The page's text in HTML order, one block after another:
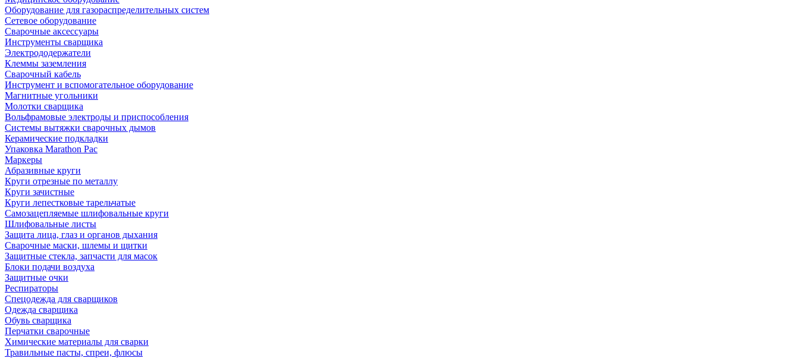
Оборудование для газораспределительных систем
Сетевое оборудование
Сварочные аксессуары
Инструменты сварщика
Электрододержатели
Клеммы заземления
Сварочный кабель
Инструмент и вспомогательное оборудование
Магнитные угольники
Молотки сварщика
Вольфрамовые электроды и приспособления
Системы вытяжки сварочных дымов
Керамические подкладки
Упаковка Marathon Pac
Маркеры
Абразивные круги
Круги отрезные по металлу
Круги зачистные
Круги лепестковые тарельчатые
Самозацепляемые шлифовальные круги
Шлифовальные листы
Защита лица, глаз и органов дыхания
Сварочные маски, шлемы и щитки
Защитные стекла, запчасти для масок
Блоки подачи воздуха
Защитные очки
Респираторы
Спецодежда для сварщиков
Одежда сварщика
Обувь сварщика
Перчатки сварочные
Химические материалы для сварки
Травильные пасты, спреи, флюсы